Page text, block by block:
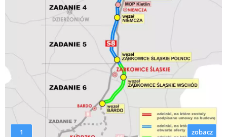
1 zobacz